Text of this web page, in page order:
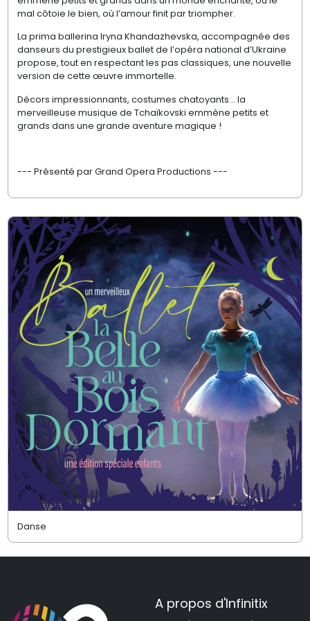
mal côtoie le bien, où l’amour finit par triompher.
La prima ballerina Iryna Khandazhevska, accompagnée des
danseurs du prestigieux ballet de l’opéra national d’Ukraine
propose, tout en respectant les pas classiques, une nouvelle
version de cette œuvre immortelle.
Décors impressionnants, costumes chatoyants… la
merveilleuse musique de Tchaïkovski emmène petits et
grands dans une grande aventure magique !
--- Présenté par Grand Opera Productions ---
Danse
A propos d'Infinitix